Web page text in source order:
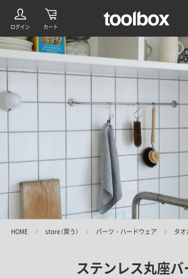
HOME store（買う） パーツ・ハードウェア タオ
ステンレス丸座バ